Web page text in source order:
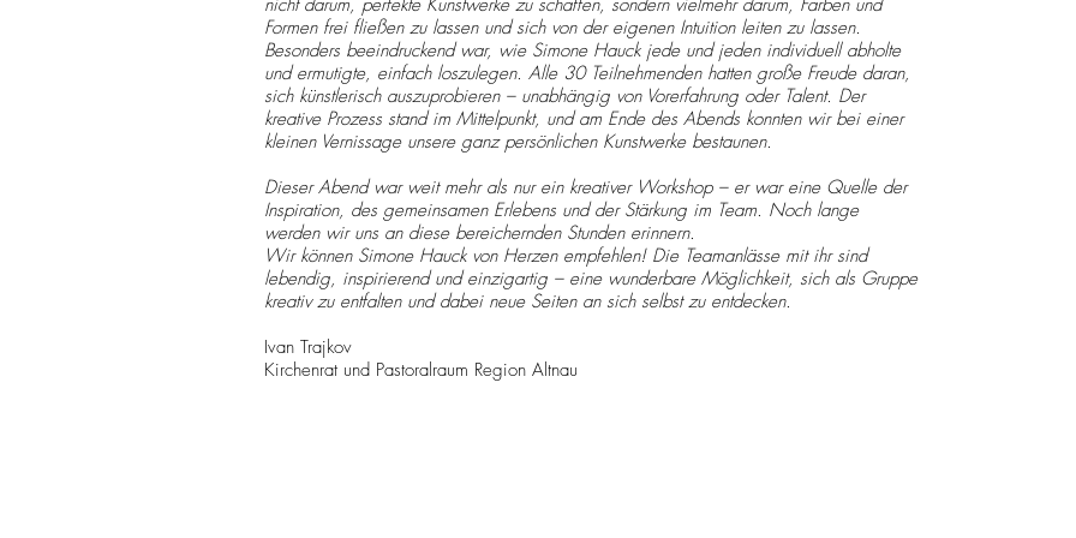
nicht darum, perfekte Kunstwerke zu schaffen, sondern vielmehr darum, Farben und
Formen frei fließen zu lassen und sich von der eigenen Intuition leiten zu lassen.
Besonders beeindruckend war, wie Simone Hauck jede und jeden individuell abholte
und ermutigte, einfach loszulegen. Alle 30 Teilnehmenden hatten große Freude daran,
sich künstlerisch auszuprobieren – unabhängig von Vorerfahrung oder Talent. Der
kreative Prozess stand im Mittelpunkt, und am Ende des Abends konnten wir bei einer
kleinen Vernissage unsere ganz persönlichen Kunstwerke bestaunen.
Dieser Abend war weit mehr als nur ein kreativer Workshop – er war eine Quelle der
Inspiration, des gemeinsamen Erlebens und der Stärkung im Team. Noch lange
werden wir uns an diese bereichernden Stunden erinnern.
Wir können Simone Hauck von Herzen empfehlen! Die Teamanlässe mit ihr sind
lebendig, inspirierend und einzigartig – eine wunderbare Möglichkeit, sich als Gruppe
kreativ zu entfalten und dabei neue Seiten an sich selbst zu entdecken.
Ivan Trajkov
Kirchenrat und Pastoralraum Region Altnau